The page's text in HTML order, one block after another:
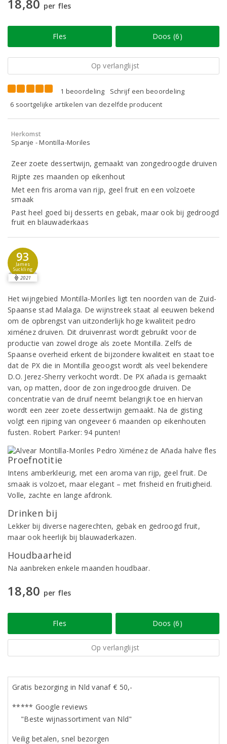
18,80 per fles
Fles Doos (6)
Op verlanglijst
1 beoordeling
Schrijf een beoordeling
6 soortgelijke artikelen van dezelfde producent
Herkomst
Spanje - Montilla-Moriles
Zeer zoete dessertwijn, gemaakt van zongedroogde druiven
Rijpte zes maanden op eikenhout
Met een fris aroma van rijp, geel fruit en een volzoete
smaak
Past heel goed bij desserts en gebak, maar ook bij gedroogd
fruit en blauwaderkaas
93
James
Suckling
2021
Het wijngebied Montilla-Moriles ligt ten noorden van de Zuid-
Spaanse stad Malaga. De wijnstreek staat al eeuwen bekend
om de opbrengst van uitzonderlijk hoge kwaliteit pedro
ximénez druiven. Dit druivenrast wordt gebruikt voor de
productie van zowel droge als zoete Montilla. Zelfs de
Spaanse overheid erkent de bijzondere kwaliteit en staat toe
dat de PX die in Montilla geoogst wordt als veel bekendere
D.O. Jerez-Sherry verkocht wordt. De PX añada is gemaakt
van, op matten, door de zon ingedroogde druiven. De
concentratie van de druif neemt belangrijk toe en hiervan
wordt een zeer zoete dessertwijn gemaakt. Na de gisting
volgt een rijping van ongeveer 6 maanden op eikenhouten
fusten. Robert Parker: 94 punten!
Proefnotitie
Intens amberkleurig, met een aroma van rijp, geel fruit. De
smaak is volzoet, maar elegant – met frisheid en fruitigheid.
Volle, zachte en lange afdronk.
Drinken bij
Lekker bij diverse nagerechten, gebak en gedroogd fruit,
maar ook heerlijk bij blauwaderkazen.
Houdbaarheid
Na aanbreken enkele maanden houdbaar.
18,80 per fles
Fles Doos (6)
Op verlanglijst
Gratis bezorging in Nld vanaf € 50,-
***** Google reviews
"Beste wijnassortiment van Nld"
Veilig betalen, snel bezorgen